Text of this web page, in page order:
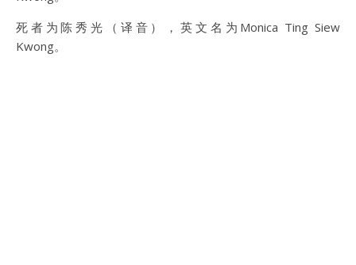
死者为陈秀光（译音），英文名为Monica Ting Siew
Kwong。